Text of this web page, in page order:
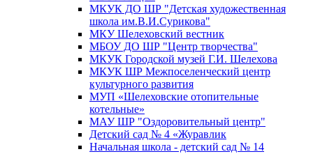
МКУК ДО ШР "Детская художественная
школа им.В.И.Сурикова"
МКУ Шелеховский вестник
МБОУ ДО ШР "Центр творчества"
МКУК Городской музей Г.И. Шелехова
МКУК ШР Межпоселенческий центр
культурного развития
МУП «Шелеховские отопительные
котельные»
МАУ ШР "Оздоровительный центр"
Детский сад № 4 «Журавлик
Начальная школа - детский сад № 14